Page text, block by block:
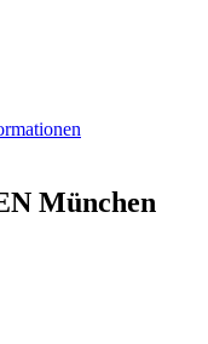
München